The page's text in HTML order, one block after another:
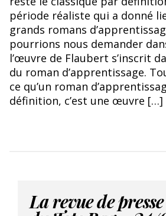
période réaliste qui a donné
grands romans
pourrions nous demander
l’œuvre de Flaubert s’inscrit
du roman d’apprentissage.
ce qu’un roman
définition, c’est une œuvre […]
La revue de